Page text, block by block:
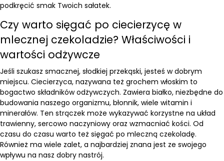
podkręcić smak Twoich sałatek.
Czy warto sięgać po ciecierzycę w
mlecznej czekoladzie? Właściwości i
wartości odżywcze
Jeśli szukasz smacznej, słodkiej przekąski, jesteś w dobrym
miejscu. Ciecierzyca, nazywana też grochem włoskim to
bogactwo składników odżywczych. Zawiera białko, niezbędne do
budowania naszego organizmu, błonnik, wiele witamin i
minerałów. Ten strączek może wykazywać korzystne na układ
trawienny, sercowo naczyniowy oraz wzmacniać kości. Od
czasu do czasu warto też sięgać po mleczną czekoladę.
Również ma wiele zalet, a najbardziej znana jest ze swojego
wpływu na nasz dobry nastrój.